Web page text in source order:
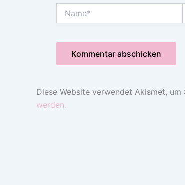
Diese Website verwendet Akismet, um
werden.